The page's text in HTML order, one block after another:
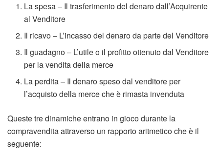
Laspesa– Il trasferimento del denaro dall’Acquirente
al Venditore
Il ricavo– L’incasso del denaro da parte del Venditore
Ilguadagno– L’utile o il profitto ottenuto dal Venditore
per la vendita della merce
Laperdita– Il denaro speso dal venditore per
l’acquisto della merce che è rimasta invenduta
Queste tre dinamiche entrano in gioco durante la
compravendita attraverso un rapporto aritmetico che è il
seguente: